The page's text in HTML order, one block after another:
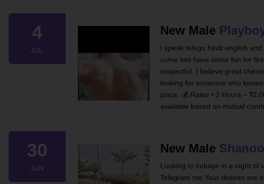
4
JUL
New Male
I speak telugu hindi english
come lets have some fun for
respectful. I believe great
looking for someone who
place. 💰 Rates • 2 Hours –
available based on mutual
30
JUN
New Male
Looking to indulge in a night of
Telegram me Your desires are